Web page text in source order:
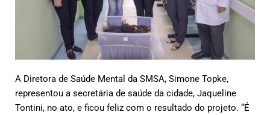
A Diretora de Saúde Mental da SMSA, Simone Topke,
representou a secretária de saúde da cidade, Jaqueline
Tontini, no ato, e ficou feliz com o resultado do projeto. “É